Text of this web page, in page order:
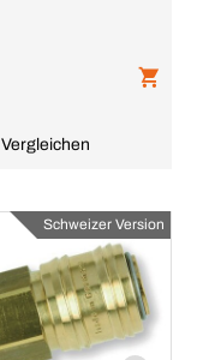
Vergleichen
Schweizer Version